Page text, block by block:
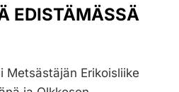
EDISTÄMÄSSÄ
Metsästäjän Erikoisliike